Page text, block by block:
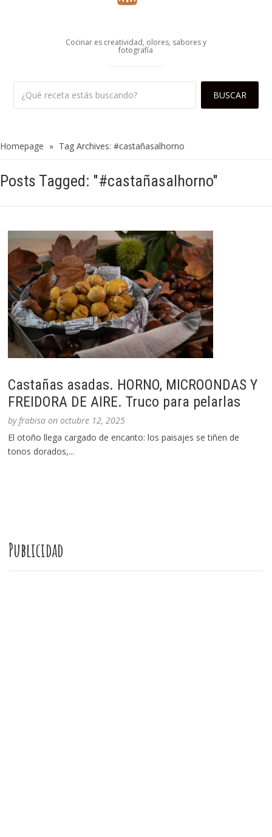
Cocinar es creatividad, olores, sabores y
fotografía
Homepage » Tag Archives: #castañasalhorno
Posts Tagged: "#castañasalhorno"
Castañas asadas. HORNO, MICROONDAS Y
FREIDORA DE AIRE. Truco para pelarlas
byfrabisa onoctubre 12, 2025
El otoño llega cargado de encanto: los paisajes se tiñen de
tonos dorados,...
Publicidad